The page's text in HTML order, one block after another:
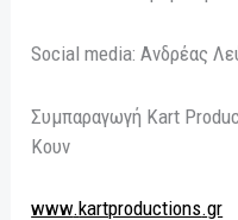
Social media: Ανδρέας
Συμπαραγωγή Kart
Κουν
www.kartproductions.gr